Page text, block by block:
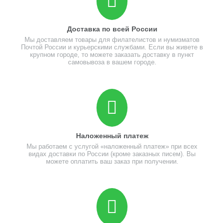
Доставка по всей России
Мы доставляем товары для филателистов и нумизматов
Почтой России и курьерскими службами. Если вы живете в
крупном городе, то можете заказать доставку в пункт
самовывоза в вашем городе.
Наложенный платеж
Мы работаем с услугой «наложенный платеж» при всех
видах доставки по России (кроме заказных писем). Вы
можете оплатить ваш заказ при получении.